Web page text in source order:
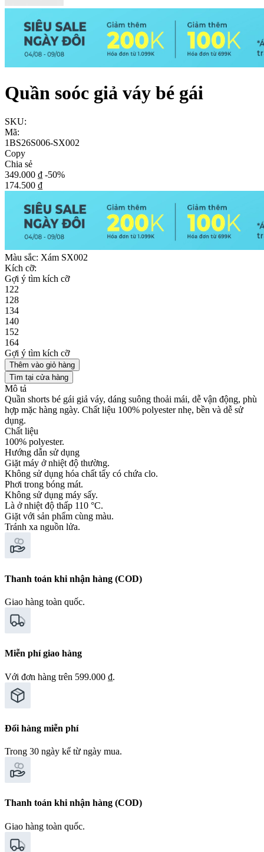
Quần soóc giả váy bé gái
SKU:
Mã:
1BS26S006-SX002
Copy
Chia sẻ
349.000 ₫ -50%
174.500 ₫
Màu sắc: Xám SX002
Kích cỡ:
Gợi ý tìm kích cỡ
122
128
134
140
152
164
Gợi ý tìm kích cỡ
Thêm vào giỏ hàng
Tìm tại cửa hàng
Mô tả
Quần shorts bé gái giả váy, dáng suông thoải mái, dễ vận động, phù
hợp mặc hàng ngày. Chất liệu 100% polyester nhẹ, bền và dễ sử
dụng.
Chất liệu
100% polyester.
Hướng dẫn sử dụng
Giặt máy ở nhiệt độ thường.
Không sử dụng hóa chất tẩy có chứa clo.
Phơi trong bóng mát.
Không sử dụng máy sấy.
Là ở nhiệt độ thấp 110 °C.
Giặt với sản phẩm cùng màu.
Tránh xa nguồn lửa.
Thanh toán khi nhận hàng (COD)
Giao hàng toàn quốc.
Miễn phí giao hàng
Với đơn hàng trên 599.000 ₫.
Đổi hàng miễn phí
Trong 30 ngày kể từ ngày mua.
Thanh toán khi nhận hàng (COD)
Giao hàng toàn quốc.